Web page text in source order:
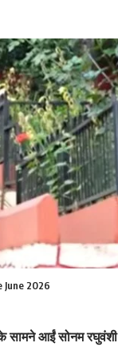
June 2026
सामने आईं सोनम रघुवंशी